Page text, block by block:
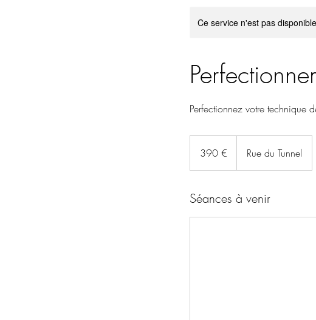
Ce service n'est pas
Perfectionnez votre technique
390 € Rue du Tunnel
Séances à venir